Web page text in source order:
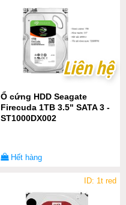
Liên hệ
Liên hệ
Ổ cứng HDD Seagate
Firecuda 1TB 3.5" SATA 3 -
ST1000DX002
Hết hàng
ID: 1t red